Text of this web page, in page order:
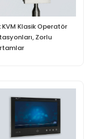
KVM Klasik Operatör
Zorlu